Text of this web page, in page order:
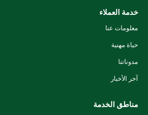
خدمة العملاء
معلومات عنا
حياة مهنية
مدوناتنا
آخر الأخبار
مناطق الخدمة